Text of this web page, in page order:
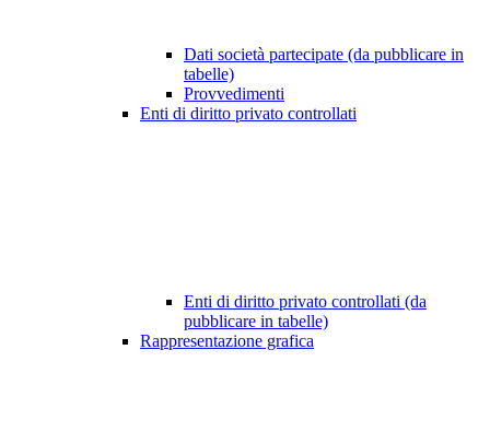
Dati società partecipate (da pubblicare in
tabelle)
Provvedimenti
Enti di diritto privato controllati
Enti di diritto privato controllati (da
pubblicare in tabelle)
Rappresentazione grafica